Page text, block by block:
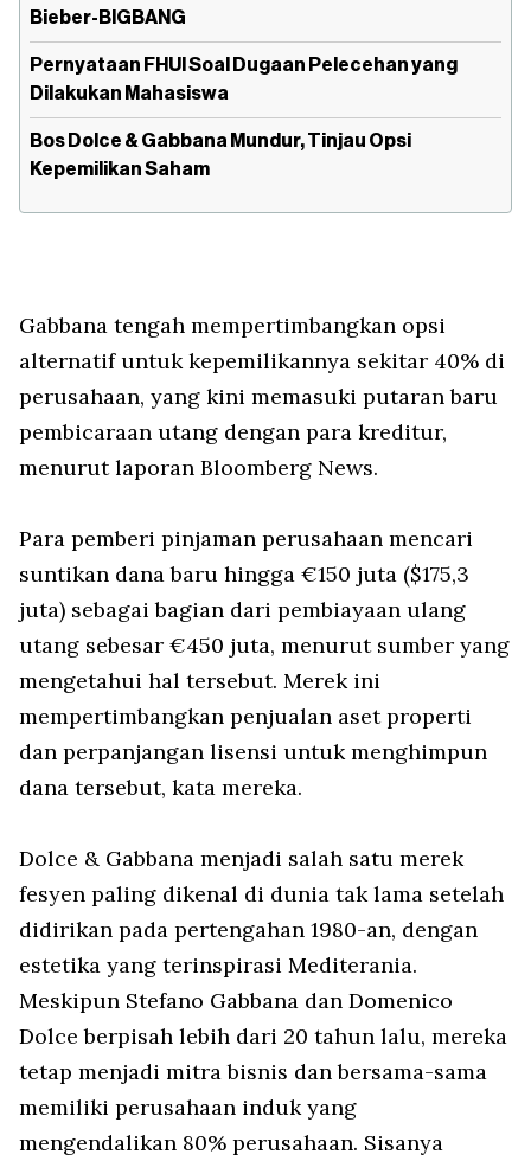
Bieber-BIGBANG
Pernyataan FHUI Soal Dugaan Pelecehan yang
Dilakukan Mahasiswa
Bos Dolce & Gabbana Mundur, Tinjau Opsi
Kepemilikan Saham
Gabbana tengah mempertimbangkan opsi
alternatif untuk kepemilikannya sekitar 40% di
perusahaan, yang kini memasuki putaran baru
pembicaraan utang dengan para kreditur,
menurut laporan Bloomberg News.
Para pemberi pinjaman perusahaan mencari
suntikan dana baru hingga €150 juta ($175,3
juta) sebagai bagian dari pembiayaan ulang
utang sebesar €450 juta, menurut sumber yang
mengetahui hal tersebut. Merek ini
mempertimbangkan penjualan aset properti
dan perpanjangan lisensi untuk menghimpun
dana tersebut, kata mereka.
Dolce & Gabbana menjadi salah satu merek
fesyen paling dikenal di dunia tak lama setelah
didirikan pada pertengahan 1980-an, dengan
estetika yang terinspirasi Mediterania.
Meskipun Stefano Gabbana dan Domenico
Dolce berpisah lebih dari 20 tahun lalu, mereka
tetap menjadi mitra bisnis dan bersama-sama
memiliki perusahaan induk yang
mengendalikan 80% perusahaan. Sisanya